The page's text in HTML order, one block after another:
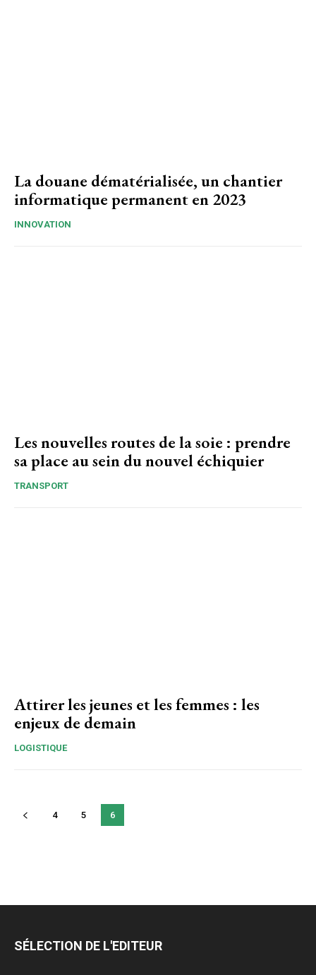
La douane dématérialisée, un chantier
informatique permanent en 2023
INNOVATION
Les nouvelles routes de la soie : prendre
sa place au sein du nouvel échiquier
TRANSPORT
Attirer les jeunes et les femmes : les
enjeux de demain
LOGISTIQUE
4 5 6
SÉLECTION DE L'EDITEUR